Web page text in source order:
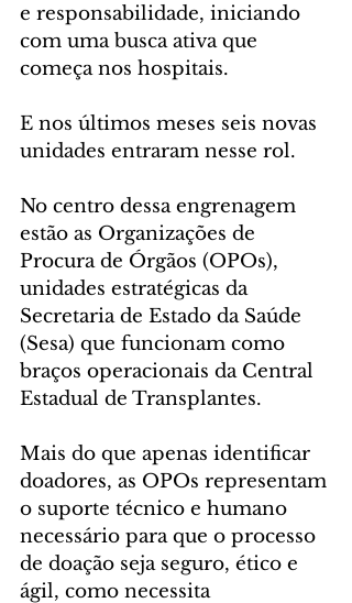
e responsabilidade, iniciando
com uma busca ativa que
começa nos hospitais.
E nos últimos meses seis novas
unidades entraram nesse rol.
No centro dessa engrenagem
estão as Organizações de
Procura de Órgãos (OPOs),
unidades estratégicas da
Secretaria de Estado da Saúde
(Sesa) que funcionam como
braços operacionais da Central
Estadual de Transplantes.
Mais do que apenas identificar
doadores, as OPOs representam
o suporte técnico e humano
necessário para que o processo
de doação seja seguro, ético e
ágil, como necessita